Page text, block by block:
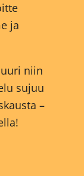
ja
niin
sujuu
–